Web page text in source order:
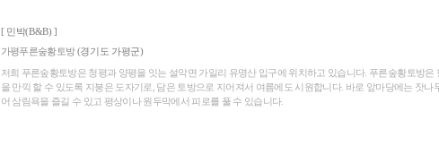
[ 민박(B&B) ]
가평푸른숲황토방(경기도 가평군)
저희 푸른숲황토방은 청평과 양평을 잇는 설악면 가일리 유명산 입구에 위치하고 있습니다. 푸른숲황토방은
을 만끽 할 수 있도록 지붕은 도자기로, 담은 토방으로 지어져서 여름에도 시원합니다. 바로 앞마당에는 잣나
어 삼림욕을 즐길 수 있고 평상이나 원두막에서 피로를 풀 수 있습니다.